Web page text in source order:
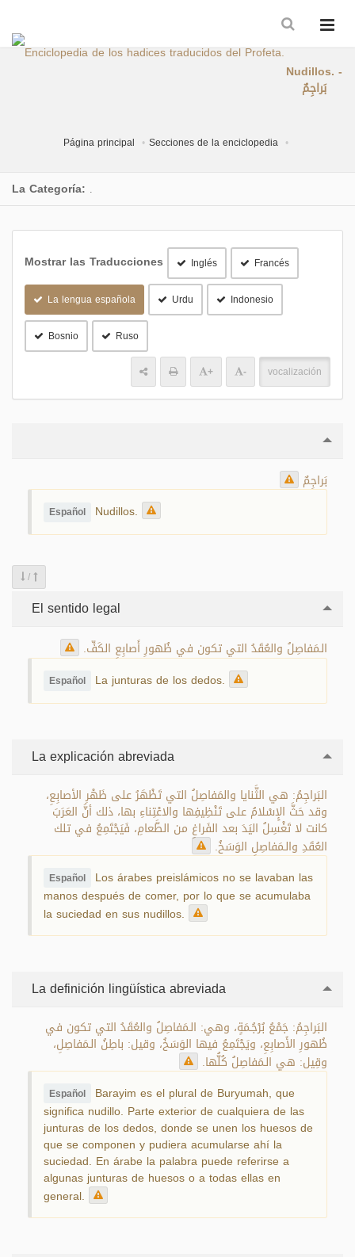
Nudillos. -
بَراجِمٌ
Página principal Secciones de la enciclopedia
La Categoría:
Mostrar las Traducciones Inglés Francés
La lengua española Urdu Indonesio
Bosnio Ruso
+ - vocalización
بَراجِمٌ
Español Nudillos.
/
El sentido legal
الـمَفاصِلُ والعُقَدُ التي تكون في ظُهورِ أَصابِعِ الكَفِّ.
Español La junturas de los dedos.
La explicación abreviada
البَراجِمُ: هي الثَّنايا والمَفاصِلُ التي تَظْهَرُ على ظَهْرِ الأصابِعِ،
وقد حَثَّ الإِسْلامُ على تَنْظِيفِها والاعْتِناءِ بها، ذلك أنَّ العَرَبَ
كانت لا تَغْسِلُ اليَدَ بعد الفَراغِ من الطَّعامِ، فَيَجْتَمِعُ في تلك
العُقَدِ والـمَفاصِلِ الوَسَخُ.
Español Los árabes preislámicos no se lavaban las
manos después de comer, por lo que se acumulaba
la suciedad en sus nudillos.
La definición lingüística abreviada
البَراجِمُ: جَمْعُ بُرْجُـمَةٍ، وهي: الـمَفاصِلُ والعُقَدُ التي تكون في
ظُهورِ الأَصابِعِ، ويَجْتَمِعُ فيها الوَسَخُ، وقيل: باطِنُ الـمَفاصِلِ،
وقِيل: هي الـمَفاصِلُ كُلُّها.
Español Barayim es el plural de Buryumah, que
significa nudillo. Parte exterior de cualquiera de las
junturas de los dedos, donde se unen los huesos de
que se componen y pudiera acumularse ahí la
suciedad. En árabe la palabra puede referirse a
algunas junturas de huesos o a todas ellas en
general.